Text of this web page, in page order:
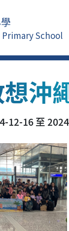
Primary School
沖
12-16 至